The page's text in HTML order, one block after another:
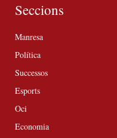
Seccions
Manresa
Política
Successos
Esports
Oci
Economia